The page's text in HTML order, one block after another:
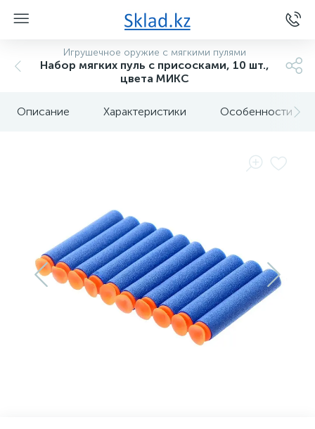
Игрушечное оружие с мягкими пулями
Набор мягких пуль с присосками, 10 шт.,
цвета МИКС
Описание Характеристики Особенности